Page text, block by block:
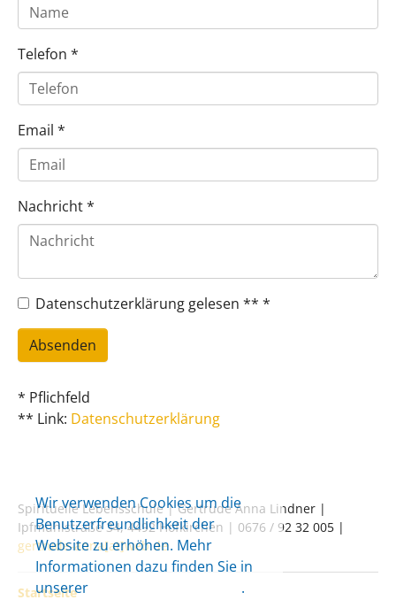
Wir verwenden Cookies um die
Benutzerfreundlichkeit der
Website zu erhöhen. Mehr
Informationen dazu finden Sie in
unserer
.
Telefon *
Email *
Nachricht*
Datenschutzerklärung gelesen ** *
Absenden
* Pflichfeld
** Link: Datenschutzerklärung
Spirituelle Lebensschule | Gertrude Anna Lindner |
Ipfmühlstraße 34, 4492 Hofkirchen | 0676 / 92 32 005 |
gertrude-anna[at]web.de
Startseite